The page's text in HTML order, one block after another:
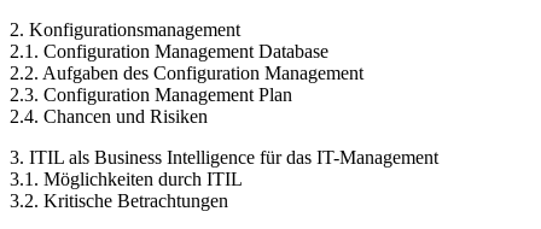
2. Konfigurationsmanagement
2.1. Configuration Management Database
2.2. Aufgaben des Configuration Management
2.3. Configuration Management Plan
2.4. Chancen und Risiken
3. ITIL als Business Intelligence für das IT-Management
3.1. Möglichkeiten durch ITIL
3.2. Kritische Betrachtungen